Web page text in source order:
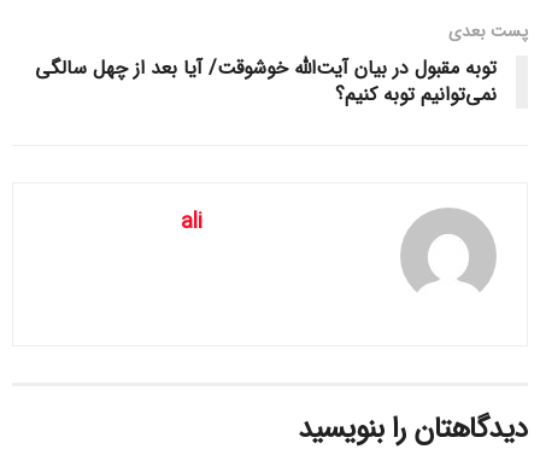
پیمان یوسفی که گویا انتظار پرسپولیسی بودن هر دو مهمان برنامه
را نداشت افزود:ما یک آقا فرهاد داریم در پشت صحنه که خدا
انشاالله سالم نگهش دارد، الان یک ایست ناقص می‌کند. اسرائیل….
استقلال فرهاد مصلح راه استقلالی دو آتیشه است خون به جگر
کرده است.
پست‌ بعدی
توبه مقبول در بیان آیت‌الله خوشوقت/ آیا بعد از چهل سالگی
نمی‌توانیم توبه کنیم؟
ali
دیدگاهتان را بنویسید